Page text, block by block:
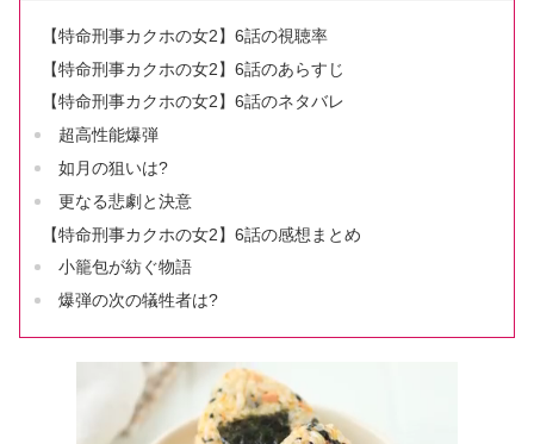
【特命刑事カクホの女2】6話の視聴率
【特命刑事カクホの女2】6話のあらすじ
【特命刑事カクホの女2】6話のネタバレ
超高性能爆弾
如月の狙いは?
更なる悲劇と決意
【特命刑事カクホの女2】6話の感想まとめ
小籠包が紡ぐ物語
爆弾の次の犠牲者は?